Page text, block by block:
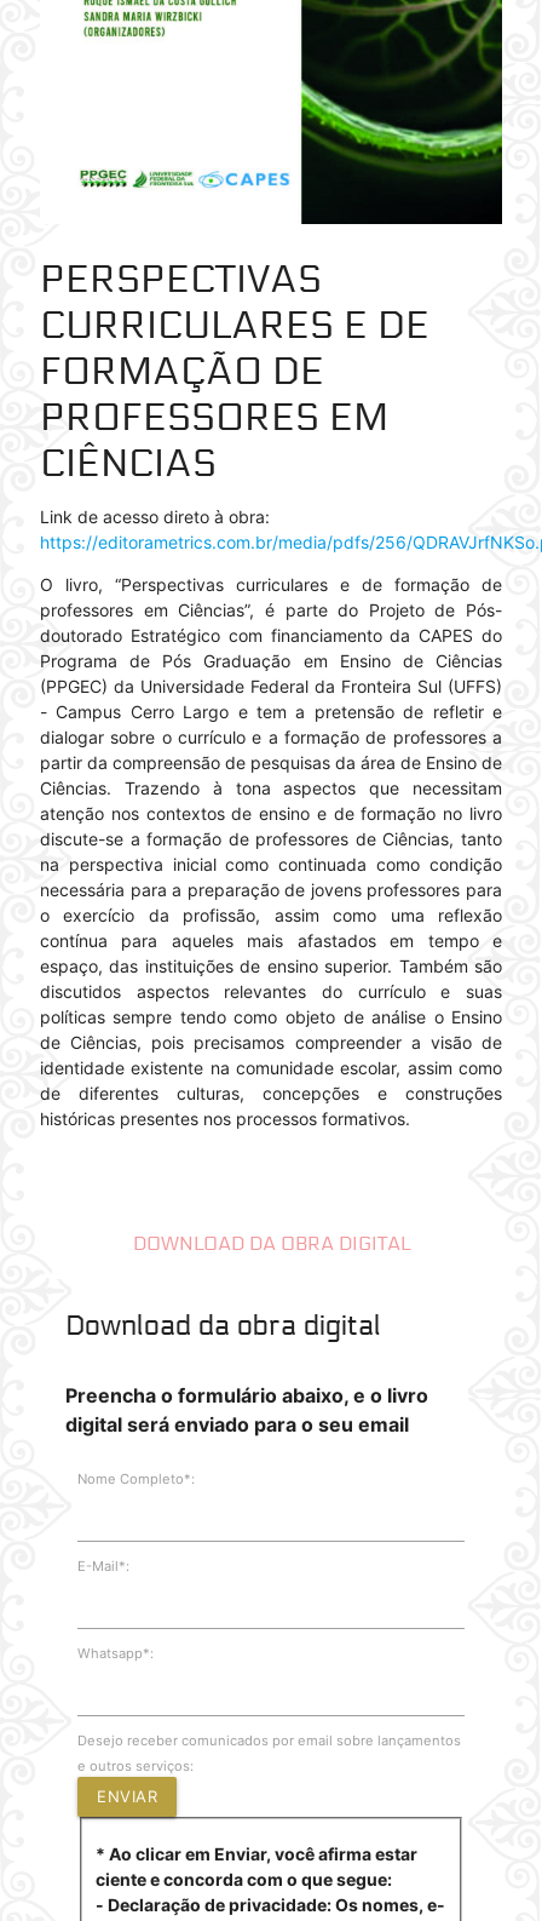
PERSPECTIVAS
CURRICULARES E DE
FORMAÇÃO DE
PROFESSORES EM
CIÊNCIAS
Link de acesso direto à obra:
https://editorametrics.com.br/media/pdfs/256/
O livro, “Perspectivas curriculares e de formação de
professores em Ciências”, é parte do Projeto de Pós-
doutorado Estratégico com financiamento da CAPES do
Programa de Pós Graduação em Ensino de Ciências
(PPGEC) da Universidade Federal da Fronteira Sul (UFFS)
- Campus Cerro Largo e tem a pretensão de refletir e
dialogar sobre o currículo e a formação de professores a
partir da compreensão de pesquisas da área de Ensino de
Ciências. Trazendo à tona aspectos que necessitam
atenção nos contextos de ensino e de formação no livro
discute-se a formação de professores de Ciências, tanto
na perspectiva inicial como continuada como condição
necessária para a preparação de jovens professores para
o exercício da profissão, assim como uma reflexão
contínua para aqueles mais afastados em tempo e
espaço, das instituições de ensino superior. Também são
discutidos aspectos relevantes do currículo e suas
políticas sempre tendo como objeto de análise o Ensino
de Ciências, pois precisamos compreender a visão de
identidade existente na comunidade escolar, assim como
de diferentes culturas, concepções e construções
históricas presentes nos processos formativos.
DOWNLOAD DA OBRA DIGITAL
Download da obra digital
Preencha o formulário abaixo, e o livro
digital será enviado para o seu email
Nome Completo*:
E-Mail*:
Whatsapp*:
Desejo receber comunicados por email sobre lançamentos
e outros serviços:
ENVIAR
* Ao clicar em Enviar, você afirma estar
ciente e concorda com o que segue:
- Declaração de privacidade: Os nomes, e-